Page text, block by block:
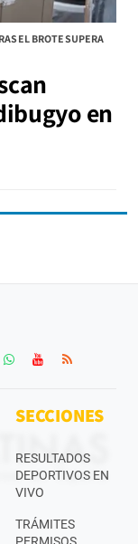
EL BROTE SUPERA
en
SECCIONES
RESULTADOS
DEPORTIVOS EN
VIVO
TRÁMITES
PERMISOS